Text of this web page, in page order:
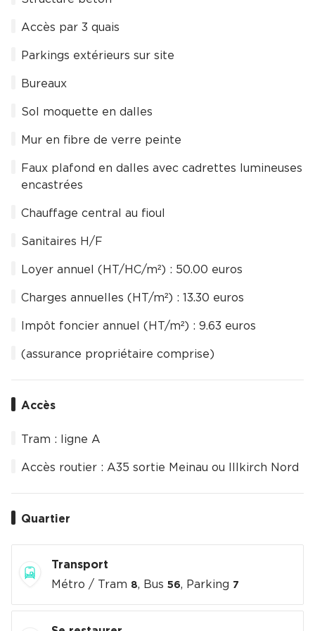
Accès par 3 quais
Parkings extérieurs sur site
Bureaux
Sol moquette en dalles
Mur en fibre de verre peinte
Faux plafond en dalles avec cadrettes lumineuses
encastrées
Chauffage central au fioul
Sanitaires H/F
Loyer annuel (HT/HC/m²) : 50.00 euros
Charges annuelles (HT/m²) : 13.30 euros
Impôt foncier annuel (HT/m²) : 9.63 euros
(assurance propriétaire comprise)
Accès
Tram : ligne A
Accès routier : A35 sortie Meinau ou Illkirch Nord
Quartier
Transport
Métro / Tram 8, Bus 56, Parking 7